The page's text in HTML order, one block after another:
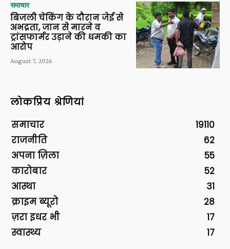
समाचार
बिजली चेकिंग के दौरान जेई से
अभद्रता, जान से मारने व
ट्रांसफार्मर उड़ाने की धमकी का
आरोप
August 7, 2026
लोकप्रिय श्रेणियां
समाचार
19110
राजनीति
62
अपना ज़िला
55
कारोबार
52
आस्था
31
क्राइम ब्यूरो
28
ज़रा इधर भी
17
स्वास्थ्य
17